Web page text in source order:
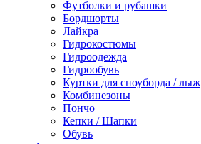
Футболки и рубашки
Бордшорты
Лайкра
Гидрокостюмы
Гидроодежда
Гидрообувь
Куртки для сноуборда / лыж
Комбинезоны
Пончо
Кепки / Шапки
Обувь